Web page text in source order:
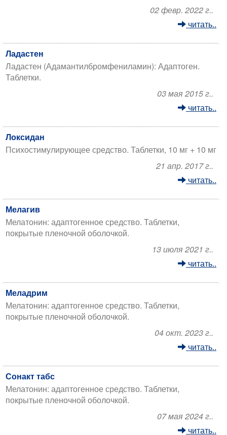
02 февр. 2022 г..
читать..
Ладастен
Ладастен (Адамантилбромфениламин): Адаптоген.
Таблетки.
03 мая 2015 г..
читать..
​Локсидан
Психостимулирующее средство. Таблетки, 10 мг + 10 мг
21 апр. 2017 г..
читать..
Мелагив
Мелатонин: адаптогенное средство. Таблетки,
покрытые пленочной оболочкой.
13 июля 2021 г..
читать..
Меладрим
Мелатонин: адаптогенное средство. Таблетки,
покрытые пленочной оболочкой.
04 окт. 2023 г..
читать..
Сонакт табс
Мелатонин: адаптогенное средство. Таблетки,
покрытые пленочной оболочкой.
07 мая 2024 г..
читать..